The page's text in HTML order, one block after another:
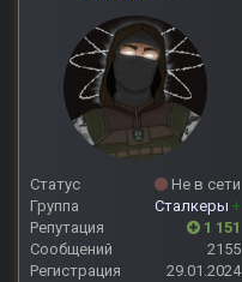
Статус
Не в сети
Группа
Сталкеры +
Репутация
1 151
Сообщений
2155
Регистрация
29.01.2024